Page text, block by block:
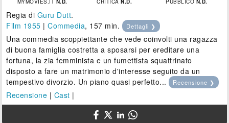
Regia di Guru Dutt.
Film 1955 |Commedia, 157 min. Dettagli ❯
Una commedia scoppiettante che vede coinvolti una ragazza
di buona famiglia costretta a sposarsi per ereditare una
fortuna, la zia femminista e un fumettista squattrinato
disposto a fare un matrimonio d'interesse seguito da un
tempestivo divorzio. Un piano quasi perfetto... Recensione ❯
Recensione | Cast |